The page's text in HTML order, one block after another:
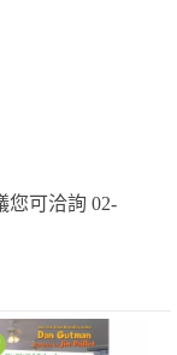
您可洽詢 02-